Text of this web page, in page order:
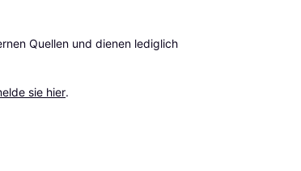
Quellen und dienen lediglich
sie hier.